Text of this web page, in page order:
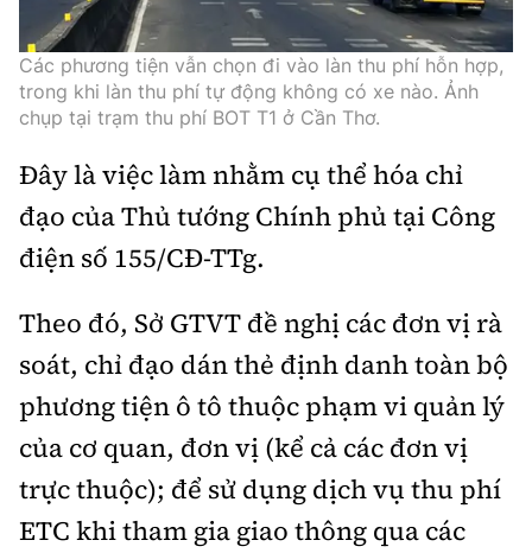
Nhà thầu
Mời thầu - Đấu thầu
Thi viết về GTVT
Gương sáng giao thông
Âm nhạc
Hậu trường sao
360 độ thể thao
Sản phẩm mới
Tư vấn
Thế giới
Thời sự Quốc tế
Hồ sơ tài liệu
Thế giới giao thông
Thế giới xây dựng
Đi ++
Khám phá
Lối sống
Ẩm thực
Video
Thời sự
Khám phá
Camera giao thông
Câu chuyện giao thông
Giải trí - Thể thao
Cơ quan chủ quản: Bộ Xây dựng
Giấy phép số: 03/GP-BVHTTDL, cấp ngày 1/4/2025.
Tòa soạn: Số 2 Nguyễn Công Hoan, phường Giảng Võ,
Hà Nội.
Tổng biên tập:Nguyễn Thị Hồng Nga
Các phương tiện vẫn chọn đi vào làn thu phí hỗn hợp,
trong khi làn thu phí tự động không có xe nào. Ảnh
chụp tại trạm thu phí BOT T1 ở Cần Thơ.
Đây là việc làm nhằm cụ thể hóa chỉ
đạo của Thủ tướng Chính phủ tại Công
điện số 155/CĐ-TTg.
Theo đó, Sở GTVT đề nghị các đơn vị rà
soát, chỉ đạo dán thẻ định danh toàn bộ
phương tiện ô tô thuộc phạm vi quản lý
của cơ quan, đơn vị (kể cả các đơn vị
trực thuộc); để sử dụng dịch vụ thu phí
ETC khi tham gia giao thông qua các